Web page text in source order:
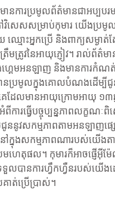
នការប្រមូលព័ត៌មានជាអប្បបរ
សេសសម្រាប់កុមារ យើងប្រមូល
ោះអ្នកប្រើ និងពាក្យសម្ងាត់ត
ត្រូវនៃអាយុភ្ញៀវ។ រាល់ព័ត៌ម
គេមអនឡាញ និងមានការកំណត់ពិ
ានប្រមូលក្នុងគោលបំណងដើម្
េដែលមានអាយុក្រោមអាយុ ១
ារធ្វើបច្ចុប្បន្នភាពលក្ខណៈពិ
នូវសកម្មភាពតាមអនឡាញផ្
ៅក្នុងសកម្មភាពណារបស់យើង
មហេតុផល។ កុមារក៏អាចផ្ញើអ៊ី
ទួលបានការហ្វឹកហ្វឺនរបស់យើ
ាត់ប្រើប្រាស់។